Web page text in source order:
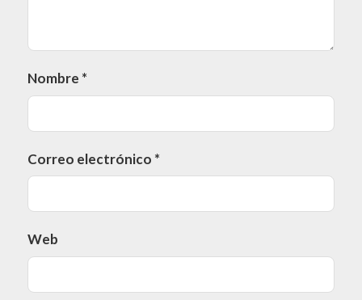
Nombre *
Correo electrónico *
Web